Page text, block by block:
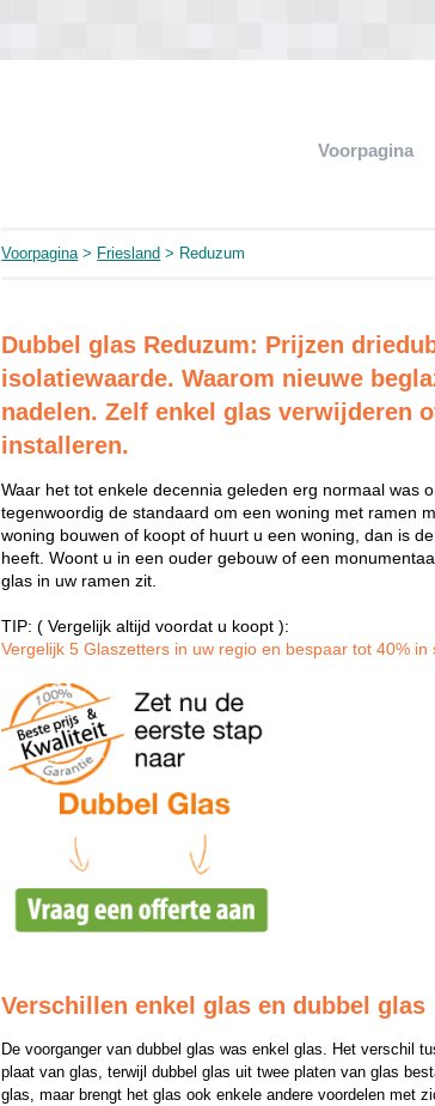
Voorpagina
Voorpagina> Friesland > Reduzum
Dubbel glas Reduzum: Prijzen
isolatiewaarde. Waarom nieuwe
nadelen. Zelf enkel glas verwijderen
installeren.
Waar het tot enkele decennia geleden erg normaal was
tegenwoordig de standaard om een woning met ramen
woning bouwen of koopt of huurt u een woning, dan is
heeft. Woont u in een ouder gebouw of een
glas in uw ramen zit.
TIP: ( Vergelijk altijd voordat u koopt ):
Vergelijk 5 Glaszetters in uw regio en bespaar tot 40% in
Verschillen enkel glas en dubbel glas
De voorganger van dubbel glas was enkel glas. Het verschil
plaat van glas, terwijl dubbel glas uit twee platen van glas
glas, maar brengt het glas ook enkele andere voordelen met